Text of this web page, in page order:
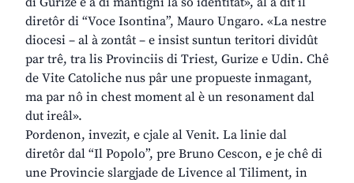
diretôr di “Voce Isontina”, Mauro Ungaro. «La nestre
diocesi – al à zontât – e insist suntun teritori dividût
par trê, tra lis Provinciis di Triest, Gurize e Udin. Chê
de Vite Catoliche nus pâr une propueste inmagant,
ma par nô in chest moment al è un resonament dal
dut ireâl».
Pordenon, invezit, e cjale al Venit. La linie dal
diretôr dal “Il Popolo”, pre Bruno Cescon, e je chê di
une Provincie slargjade de Livence al Tiliment, in